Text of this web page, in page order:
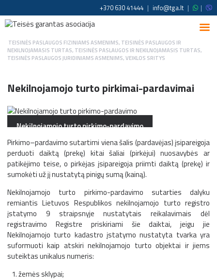
+370 630 41444 | info@tga.lt | |
TEISINĖS PASLAUGOS FIZINIAMS ASMENIMS, TEISINĖS PASLAUGOS IR
NEKILNOJAMASIS TURTAS, TEISINĖS PASLAUGOS IR NEKILNOJAMASIS TURTAS,
TEISINĖS PASLAUGOS JURIDINIAMS ASMENIMS,VEIKLOS SRITYS
Nekilnojamojo turto pirkimai-pardavimai
Nekilnojamojo turto pirkimo-pardavimo
Pirkimo–pardavimo sutartimi viena šalis (pardavėjas) įsipareigoja
perduoti daiktą (prekę) kitai šaliai (pirkėjui) nuosavybės ar
patikėjimo teise, o pirkėjas įsipareigoja priimti daiktą (prekę) ir
sumokėti už jį nustatytą pinigų sumą (kainą).
Nekilnojamojo turto pirkimo-pardavimo sutarties dalyku
remiantis Lietuvos Respublikos nekilnojamojo turto registro
įstatymo 9 straipsnyje nustatytais reikalavimais dėl
registravimo Registre priskiriami šie daiktai, jeigu jie
Nekilnojamojo turto kadastro įstatymo nustatyta tvarka yra
suformuoti kaip atskiri nekilnojamojo turto objektai ir jiems
suteiktas unikalus numeris:
žemės sklypai;